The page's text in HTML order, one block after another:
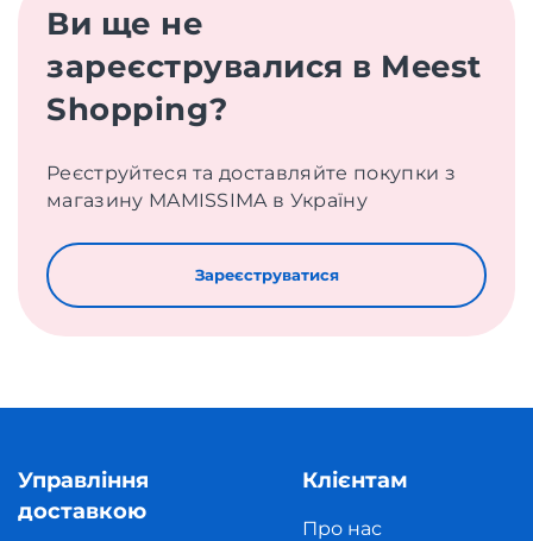
Ви ще не
зареєструвалися в Meest
Shopping?
Реєструйтеся та доставляйте покупки з
магазину MAMISSIMA в Україну
Зареєструватися
Управління
доставкою
Клієнтам
Про нас